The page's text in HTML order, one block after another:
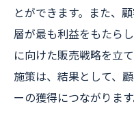
とができます。また、
層が最も利益をもたら
に向けた販売戦略を立
施策は、結果として、
ーの獲得につながります